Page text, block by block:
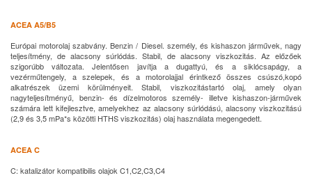
ACEA A5/B5
Európai motorolaj szabvány. Benzin / Diesel. személy, és kishaszon járművek, nagy
teljesítmény, de alacsony súrlódás. Stabil, de alacsony viszkozitás. Az előzőek
szigorúbb változata. Jelentősen javítja a dugattyú, és a siklócsapágy, a
vezérműtengely, a szelepek, és a motorolajjal érintkező összes csúszó,kopó
alkatrészek üzemi körülményeit. Stabil, viszkozitástartó olaj, amely olyan
nagyteljesítményű, benzin- és dízelmotoros személy- illetve kishaszon-járművek
számára lett kifejlesztve, amelyekhez az alacsony súrlódású, alacsony viszkozitású
(2,9 és 3,5 mPa*s közötti HTHS viszkozitás) olaj használata megengedett.
ACEA C
C: katalizátor kompatibilis olajok C1,C2,C3,C4